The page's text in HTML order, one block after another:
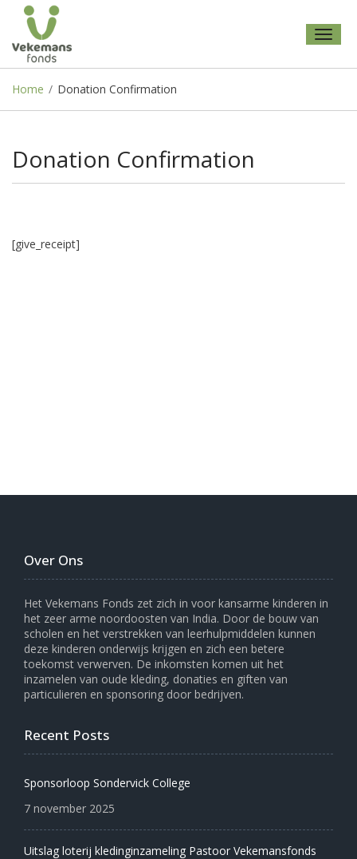
Home / Donation Confirmation
Donation Confirmation
[give_receipt]
Over Ons
Het Vekemans Fonds zet zich in voor kansarme kinderen in
het zeer arme noordoosten van India. Door de bouw van
scholen en het verstrekken van leerhulpmiddelen kunnen
deze kinderen onderwijs krijgen en zich een betere
toekomst verwerven. De inkomsten komen uit het
inzamelen van oude kleding, donaties en giften van
particulieren en sponsoring door bedrijven.
Recent Posts
Sponsorloop Sondervick College
7 november 2025
Uitslag loterij kledinginzameling Pastoor Vekemansfonds